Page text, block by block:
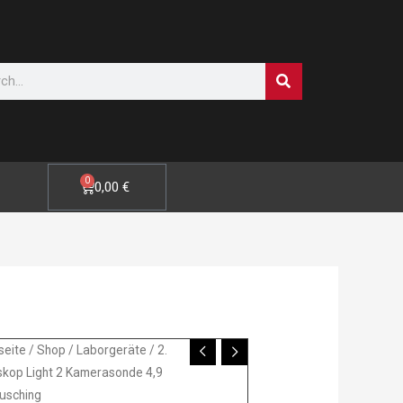
SUCHE
0,00€
0 WARENKORB
/ Shop / Laborgeräte / 2.
Light 2 Kamerasonde 4,9